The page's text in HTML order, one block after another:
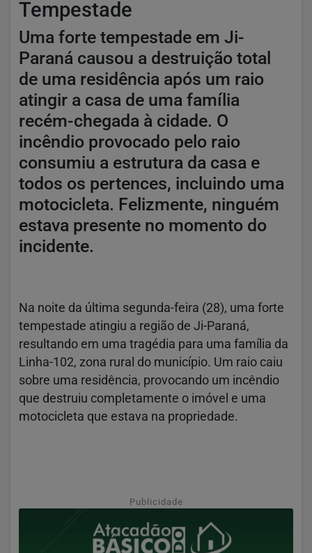
Tempestade
Uma forte tempestade em Ji-
Paraná causou a destruição total
de uma residência após um raio
atingir a casa de uma família
recém-chegada à cidade. O
incêndio provocado pelo raio
consumiu a estrutura da casa e
todos os pertences, incluindo uma
motocicleta. Felizmente, ninguém
estava presente no momento do
incidente.
Na noite da última segunda-feira (28), uma forte
tempestade atingiu a região de Ji-Paraná,
resultando em uma tragédia para uma família da
Linha-102, zona rural do município. Um raio caiu
sobre uma residência, provocando um incêndio
que destruiu completamente o imóvel e uma
motocicleta que estava na propriedade.
Publicidade